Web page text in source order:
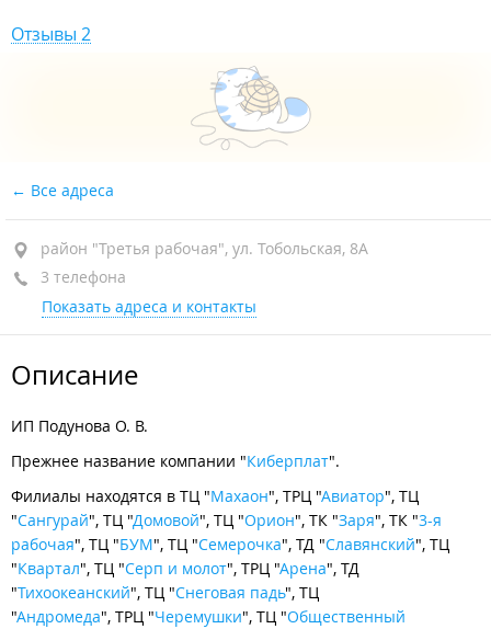
Отзывы 2
Все адреса
район "Третья рабочая", ул. Тобольская, 8А
3 телефона
Показать адреса и контакты
Описание
ИП Подунова О. В.
Прежнее название компании "Киберплат".
Филиалы находятся в ТЦ "Махаон", ТРЦ "Авиатор", ТЦ
"Сангурай", ТЦ "Домовой", ТЦ "Орион", ТК "Заря", ТК "3-я
рабочая", ТЦ "БУМ", ТЦ "Семерочка", ТД "Славянский", ТЦ
"Квартал", ТЦ "Серп и молот", ТРЦ "Арена", ТД
"Тихоокеанский", ТЦ "Снеговая падь", ТЦ
"Андромеда", ТРЦ "Черемушки", ТЦ "Общественный